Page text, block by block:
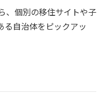
、個別の移住サイトや子
る自治体をピックアッ